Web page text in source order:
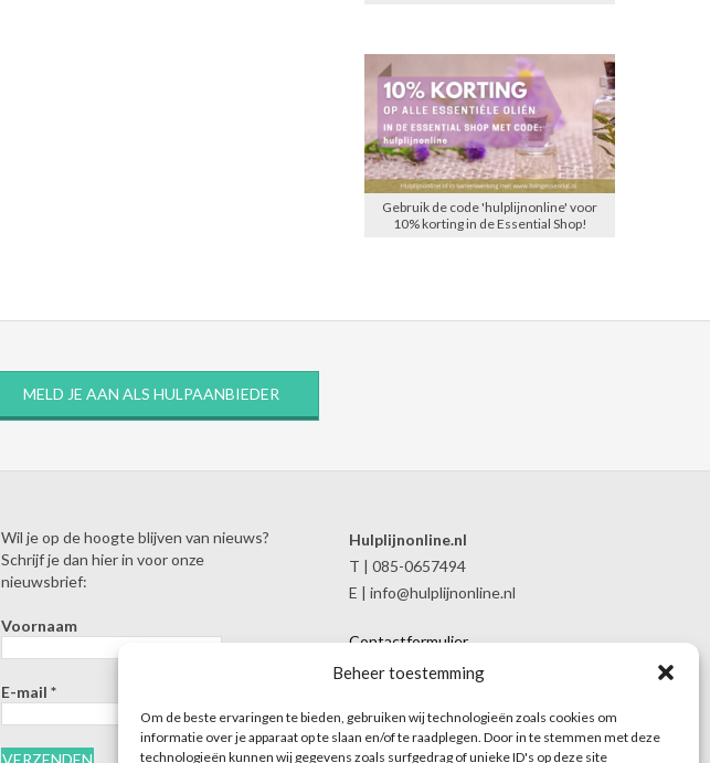
Beheer toestemming
Om de beste ervaringen te bieden, gebruiken wij technologieën zoals cookies om
informatie over je apparaat op te slaan en/of te raadplegen. Door in te stemmen met deze
technologieën kunnen wij gegevens zoals surfgedrag of unieke ID's op deze site
Gebruik de code 'hulplijnonline' voor
10% korting in de Essential Shop!
MELD JE AAN ALS HULPAANBIEDER
Wil je op de hoogte blijven van nieuws?
Schrijf je dan hier in voor onze
nieuwsbrief:
Voornaam
E-mail *
Hulplijnonline.nl
T | 085-0657494
E | info@hulplijnonline.nl
Contactformulier
Over Hulplijnonline.nl